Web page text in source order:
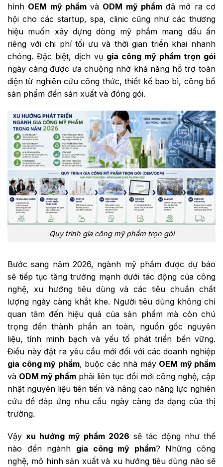
hình OEM mỹ phẩmvà ODM mỹ phẩmđã mở ra cơ
hội cho các startup, spa, clinic cũng như các thương
hiệu muốn xây dựng dòng mỹ phẩm mang dấu ấn
riêng với chi phí tối ưu và thời gian triển khai nhanh
chóng. Đặc biệt, dịch vụ gia công mỹ phẩm trọn gói
ngày càng được ưa chuộng nhờ khả năng hỗ trợ toàn
diện từ nghiên cứu công thức, thiết kế bao bì, công bố
sản phẩm đến sản xuất và đóng gói.
Quy trình gia công mỹ phẩm trọn gói
Bước sang năm 2026, ngành mỹ phẩm được dự báo
sẽ tiếp tục tăng trưởng mạnh dưới tác động của công
nghệ, xu hướng tiêu dùng và các tiêu chuẩn chất
lượng ngày càng khắt khe. Người tiêu dùng không chỉ
quan tâm đến hiệu quả của sản phẩm mà còn chú
trọng đến thành phần an toàn, nguồn gốc nguyên
liệu, tính minh bạch và yếu tố phát triển bền vững.
Điều này đặt ra yêu cầu mới đối với các doanh nghiệp
gia công mỹ phẩm, buộc các nhà máy OEM mỹ phẩm
và ODM mỹ phẩm phải liên tục đổi mới công nghệ, cập
nhật nguyên liệu tiên tiến và nâng cao năng lực nghiên
cứu để đáp ứng nhu cầu ngày càng đa dạng của thị
trường.
Vậy xu hướng mỹ phẩm 2026 sẽ tác động như thế
nào đến ngành gia công mỹ phẩm? Những công
nghệ, mô hình sản xuất và xu hướng tiêu dùng nào sẽ